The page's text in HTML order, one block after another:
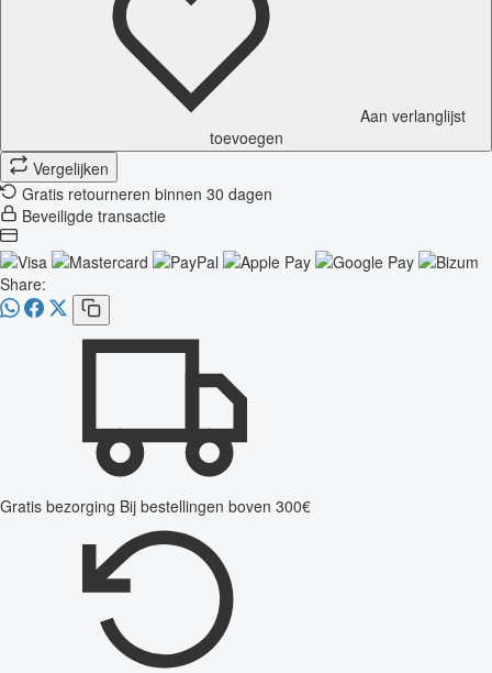
Aan verlanglijst
toevoegen
Vergelijken
Gratis retourneren binnen 30 dagen
Beveiligde transactie
Share:
Gratis bezorging Bij bestellingen boven 300€